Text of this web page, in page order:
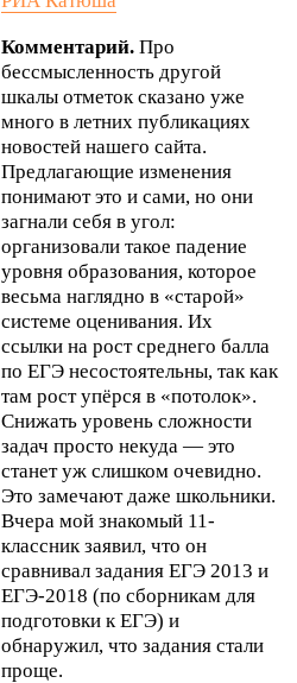
Комментарий.Про
бессмысленность другой
шкалы отметок сказано уже
много в летних публикациях
новостей нашего сайта.
Предлагающие изменения
понимают это и сами, но они
загнали себя в угол:
организовали такое падение
уровня образования, которое
весьма наглядно в «старой»
системе оценивания. Их
ссылки на рост среднего балла
по ЕГЭ несостоятельны, так как
там рост упёрся в «потолок».
Снижать уровень сложности
задач просто некуда — это
станет уж слишком очевидно.
Это замечают даже школьники.
Вчера мой знакомый 11-
классник заявил, что он
сравнивал задания ЕГЭ 2013 и
ЕГЭ-2018 (по сборникам для
подготовки к ЕГЭ) и
обнаружил, что задания стали
проще.